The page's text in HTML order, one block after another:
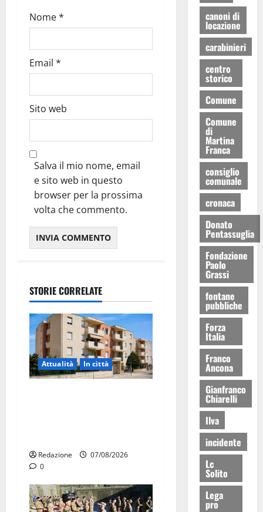
Nome*
Email *
Sito web
Salva il mio nome, email
e sito web in questo
browser per la prossima
volta che commento.
STORIE CORRELATE
Attualità In città
Redazione
07/08/2026
0
canoni di
locazione
carabinieri
centro
storico
Comune
Comune
di
Martina
Franca
consiglio
comunale
cronaca
Donato
Pentassuglia
Fondazione
Paolo
Grassi
fontane
pubbliche
Forza
Italia
Franco
Ancona
Gianfranco
Chiarelli
Ilva
incidente
Lc
Solito
Lega
pro